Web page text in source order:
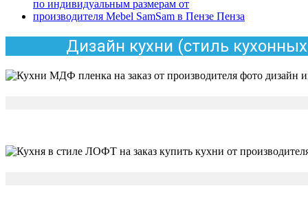
Дизайн кухни (стиль